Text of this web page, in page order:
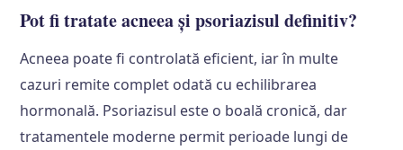
Pot fi tratate acneea și psoriazisul definitiv?
Acneea poate fi controlată eficient, iar în multe
cazuri remite complet odată cu echilibrarea
hormonală. Psoriazisul este o boală cronică, dar
tratamentele moderne permit perioade lungi de